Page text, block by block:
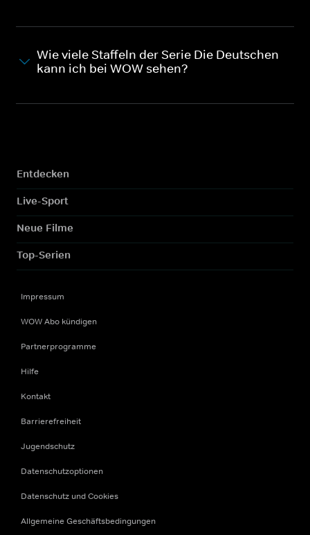
Wie viele Staffeln der Serie Die Deutschen
kann ich bei WOW sehen?
Entdecken
Live-Sport
Neue Filme
Top-Serien
Impressum
WOW Abo kündigen
Partnerprogramme
Hilfe
Kontakt
Barrierefreiheit
Jugendschutz
Datenschutzoptionen
Datenschutz und Cookies
Allgemeine Geschäftsbedingungen